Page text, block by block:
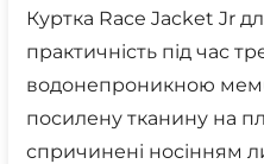
Куртка Race Jacket Jr
практичність під час
водонепроникною
посилену тканину на
спричинені носінням